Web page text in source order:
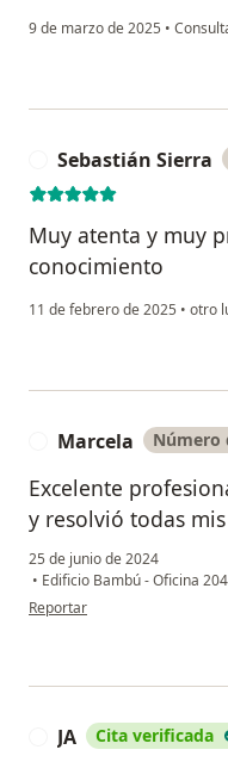
9 de marzo de 2025 •
Sebastián Sierra
Muy atenta y muy
conocimiento
11 de febrero de 2025 • otro
Marcela Número
Excelente
y resolvió todas
25 de junio de 2024
• Edificio Bambú - Oficina 204
en opinión del usuario Marcela
Reportar
JA Cita verificada